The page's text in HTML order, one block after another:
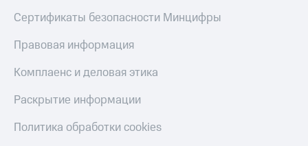
Сертификаты безопасности Минцифры
Правовая информация
Комплаенс и деловая этика
Раскрытие информации
Политика обработки cookies